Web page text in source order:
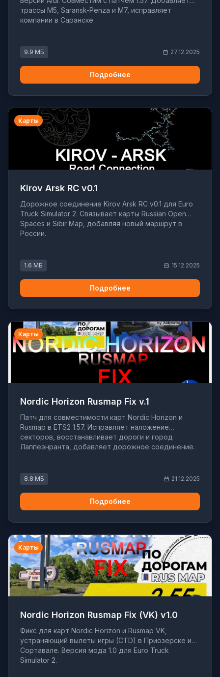
трассы M5, Saransk-Penza и M7, исправляет
компании в Саранске.
9.9 МБ 27.12.2025
Подробнее
Карты
Kirov Arsk RC v0.1
Дорожное соединение Kirov Arsk RC v0.1 для Euro
Truck Simulator 2. Связывает карты Russian Open
Spaces и Sibir Map, добавляя новый маршрут в
России.
1.6 МБ 15.12.2025
Подробнее
Карты
Nordic Horizon Rusmap Fix v.1
Патч для совместимости карт Nordic Horizon и
Rusmap в ETS2 1.57. Исправляет наложение
секторов, восстанавливает дороги и город
Лаппеэнранта, добавляет дорожное соединение.
8.8 МБ 21.12.2025
Подробнее
Карты
Nordic Horizon Rusmap Fix (VK) v1.0
Фикс для карт Nordic Horizon и Rusmap VK,
устраняющий вылеты игры (CTD) в Приозерске и
Сортавале. Версия мода 1.0 для Euro Truck
Simulator 2.